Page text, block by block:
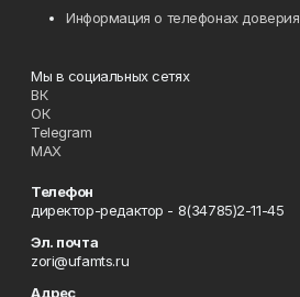
Информация о телефонах доверия
Мы в социальных сетях
ВК
ОК
Telegram
MAX
Телефон
директор-редактор - 8(34785)2-11-45
Эл. почта
zori@ufamts.ru
Адрес